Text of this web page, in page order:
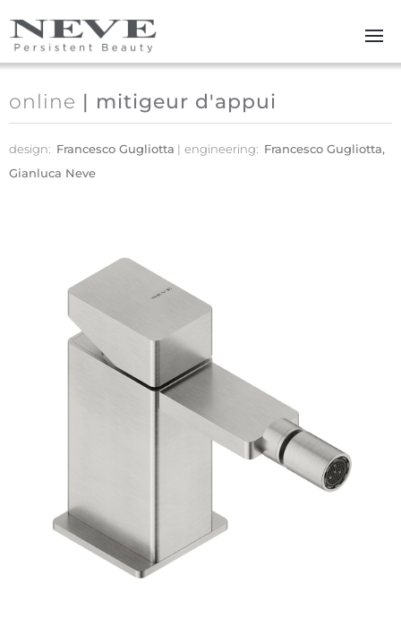
Skip to main content
online | mitigeur d'appui
design: Francesco Gugliotta engineering: Francesco Gugliotta,
Gianluca Neve